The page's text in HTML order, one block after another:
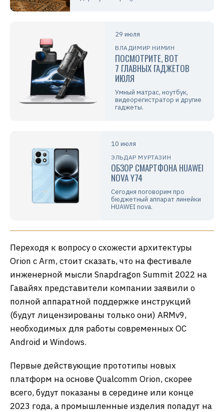
29 июля
ВЛАДИМИР НИМИН
ПОСМОТРИТЕ, ВОТ
7 ГЛАВНЫХ ГАДЖЕТОВ
ИЮЛЯ
Умный матрас, ноутбук,
видеорегистратор и другие
гаджеты.
10 июля
ЭЛЬДАР МУРТАЗИН
ОБЗОР СМАРТФОНА HUAWEI
NOVA Y74
Сегодня поговорим про
бюджетный аппарат линейки
HUAWEI nova.
Переходя к вопросу о схожести архитектуры
Orion с Arm, стоит сказать, что на фестивале
инженерной мысли Snapdragon Summit 2022 на
Гавайях представители компании заявили о
полной аппаратной поддержке инструкций
(будут лицензированы только они) ARMv9,
необходимых для работы современных ОС
Android и Windows.
Первые действующие прототипы новых
платформ на основе Qualcomm Orion, скорее
всего, будут показаны в середине или конце
2023 года, а промышленные изделия попадут на